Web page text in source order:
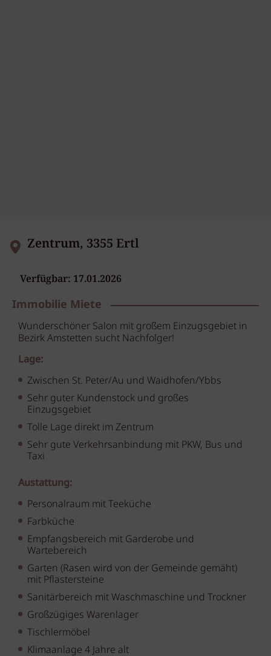
Zentrum, 3355 Ertl
Verfügbar: 17.01.2026
Immobilie Miete
Wunderschöner Salon mit großem Einzugsgebiet in
Bezirk Amstetten sucht Nachfolger!
Lage:
Zwischen St. Peter/Au und Waidhofen/Ybbs
Sehr guter Kundenstock und großes
Einzugsgebiet
Tolle Lage direkt im Zentrum
Sehr gute Verkehrsanbindung mit PKW, Bus und
Taxi
Austattung:
Personalraum mit Teeküche
Farbküche
Empfangsbereich mit Garderobe und
Wartebereich
Garten (Rasen wird von der Gemeinde gemäht)
mit Pflastersteine
Sanitärbereich mit Waschmaschine und Trockner
Großzügiges Warenlager
Tischlermöbel
Klimaanlage 4 Jahre alt